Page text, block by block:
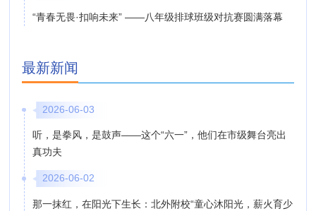
“青春无畏·扣响未来” ——八年级排球班级对抗赛圆满落幕
最新新闻
2026-06-03
听，是拳风，是鼓声——这个“六一”，他们在市级舞台亮出
真功夫
2026-06-02
那一抹红，在阳光下生长：北外附校“童心沐阳光，薪火育少